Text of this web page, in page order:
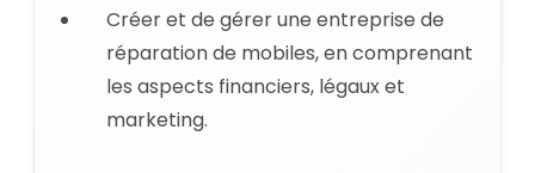
Créer et de gérer une entreprise de
réparation de mobiles, en comprenant
les aspects financiers, légaux et
marketing.